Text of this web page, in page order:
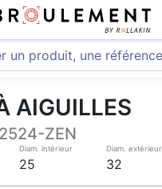
AIGUILLES
ZEN
Diam. intérieur
25
Diam. extérieur
32